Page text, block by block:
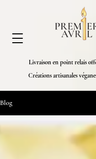
Livraison en point relais
Créations artisanales
Blog